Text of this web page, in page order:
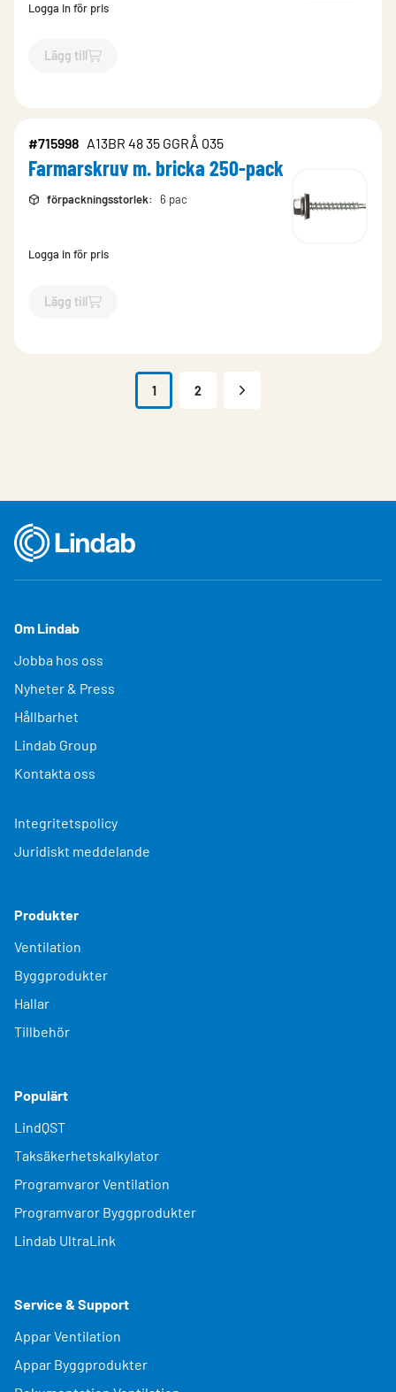
Logga in för pris
Lägg till
`$Lägg till
#715998 A13BR 48 35 GGRÅ 035
Farmarskruv m. bricka 250-pack
förpackningsstorlek: 6 pac
Logga in för pris
Lägg till
`$Lägg till
1 2
Om Lindab
Jobba hos oss
Nyheter & Press
Hållbarhet
Lindab Group
Kontakta oss
Integritetspolicy
Juridiskt meddelande
Produkter
Ventilation
Byggprodukter
Hallar
Tillbehör
Populärt
LindQST
Taksäkerhetskalkylator
Programvaror Ventilation
Programvaror Byggprodukter
Lindab UltraLink
Service & Support
Appar Ventilation
Appar Byggprodukter